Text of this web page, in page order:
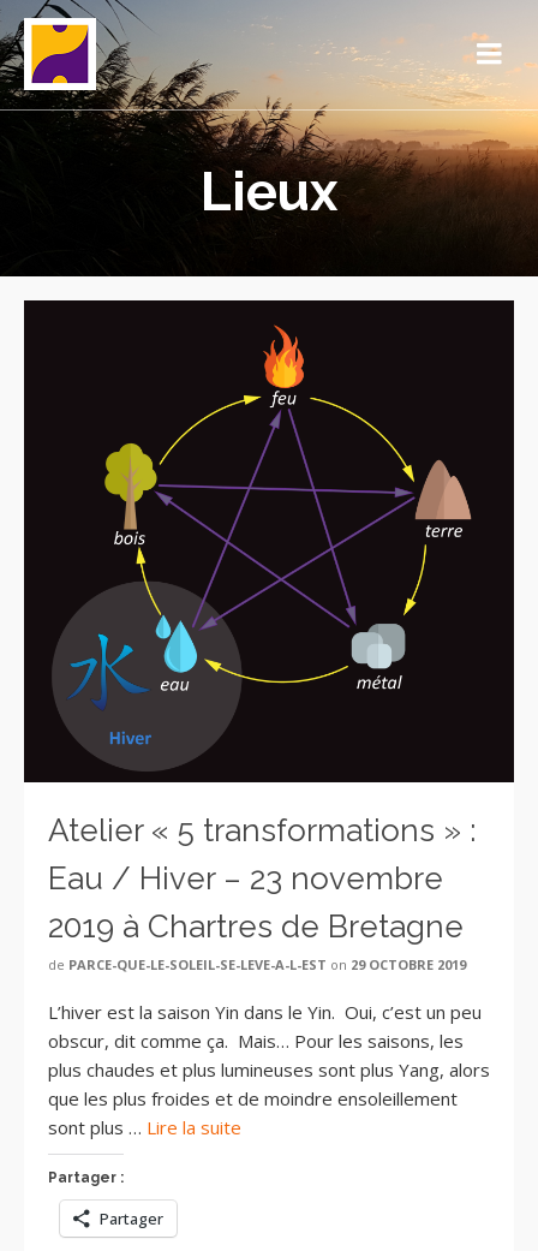
Lieux
Atelier « 5 transformations » :
Eau / Hiver – 23 novembre
2019 à Chartres de Bretagne
de PARCE-QUE-LE-SOLEIL-SE-LEVE-A-L-EST on 29 OCTOBRE 2019
L’hiver est la saison Yin dans le Yin. Oui, c’est un peu
obscur, dit comme ça. Mais… Pour les saisons, les
plus chaudes et plus lumineuses sont plus Yang, alors
que les plus froides et de moindre ensoleillement
sont plus … Lire la suite
Partager :
Partager